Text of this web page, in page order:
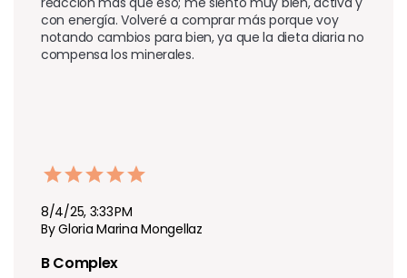
con energía. Volveré a comprar más porque voy
notando cambios para bien, ya que la dieta diaria no
compensa los minerales.
8/4/25, 3:33 PM
By Gloria Marina Mongellaz
B Complex